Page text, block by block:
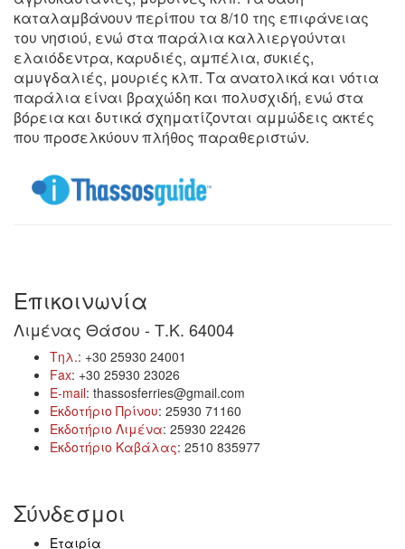
καταλαμβάνουν περίπου τα 8/10 της επιφάνειας
του νησιού, ενώ στα παράλια καλλιεργούνται
ελαιόδεντρα, καρυδιές, αμπέλια, συκιές,
αμυγδαλιές, μουριές κλπ. Τα ανατολικά και νότια
παράλια είναι βραχώδη και πολυσχιδή, ενώ στα
βόρεια και δυτικά σχηματίζονται αμμώδεις ακτές
που προσελκύουν πλήθος παραθεριστών.
Επικοινωνία
Λιμένας Θάσου - Τ.Κ. 64004
Τηλ.: +30 25930 24001
Fax: +30 25930 23026
E-mail: thassosferries@gmail.com
Εκδοτήριο Πρίνου: 25930 71160
Εκδοτήριο Λιμένα: 25930 22426
Εκδοτήριο Καβάλας: 2510 835977
Σύνδεσμοι
Εταιρία